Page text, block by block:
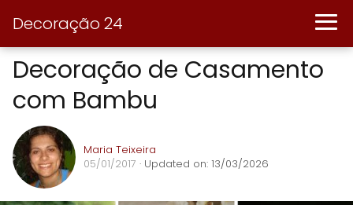
Decoração 24
Decoração de Casamento
com Bambu
Maria Teixeira
05/01/2017 · Updated on: 13/03/2026